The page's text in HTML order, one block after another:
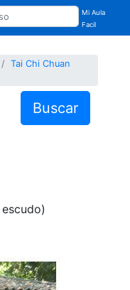
Mi Aula
Facil
Tai Chi Chuan
Buscar